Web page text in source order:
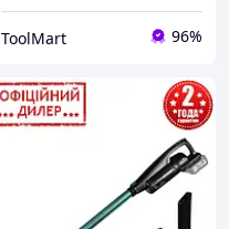
ToolMart 96%